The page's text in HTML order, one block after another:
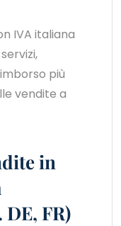
IVA italiana
più
vendite a
in
FR)